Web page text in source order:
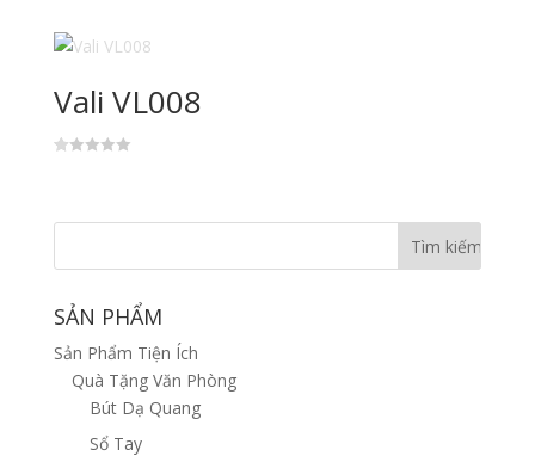
2.60
5 sao
Vali VL008
p
1.
s
ao
SẢN PHẨM
Sản Phẩm Tiện Ích
Quà Tặng Văn Phòng
Bút Dạ Quang
Sổ Tay